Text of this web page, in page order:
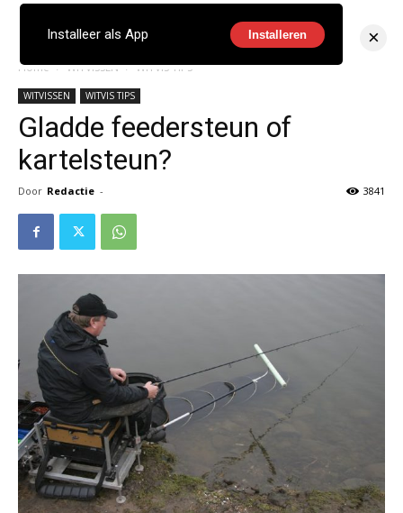
Home WITVISSEN WITVIS TIPS
WITVISSEN WITVIS TIPS
Gladde feedersteun of
kartelsteun?
Door Redactie - 3841
Installeer als App Installeren ×